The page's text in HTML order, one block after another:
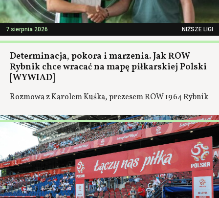
7 sierpnia 2026 NIŻSZE LIGI
Determinacja, pokora i marzenia. Jak ROW
Rybnik chce wracać na mapę piłkarskiej Polski
[WYWIAD]
Rozmowa z Karolem Kuśka, prezesem ROW 1964 Rybnik